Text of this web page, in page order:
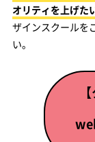
オリティを上げた
ザインスクールを
い。